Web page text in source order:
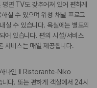
면 TV도 갖추어져 있어 편하게
실 수 있으며 위성 채널 프로그
실 수 있습니다. 욕실에는 별도의
어 있습니다. 편의 시설/서비스
서비스는 매일 제공됩니다.
하나인 Il Ristorante-Niko
다. 또는 편하게 객실에서 24시